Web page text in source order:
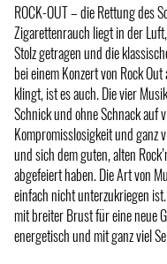
ROCK-OUT – die Rettung des
Zigarettenrauch liegt in der
Stolz getragen und die
bei einem Konzert von Rock
klingt, ist es auch. Die vier
Schnick und ohne Schnack auf
Kompromisslosigkeit und ganz
und sich dem guten, alten
abgefeiert haben. Die Art von
einfach nicht unterzukriegen
mit breiter Brust für eine neue
energetisch und mit ganz viel